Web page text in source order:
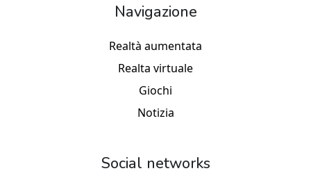
Navigazione
Realtà aumentata
Realta virtuale
Giochi
Notizia
Social networks